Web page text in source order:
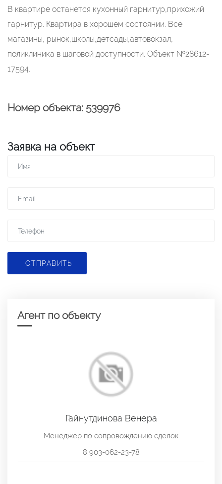
В квартире останется кухонный гарнитур,прихожий
гарнитур. Квартира в хорошем состоянии. Все
магазины, рынок,школы,детсады,автовокзал,
поликлиника в шаговой доступности. Объект №28612-
17594.
Номер объекта: 539976
Заявка на объект
ОТПРАВИТЬ
Агент по объекту
Гайнутдинова Венера
Менеджер по сопровождению сделок
8 903-062-23-78